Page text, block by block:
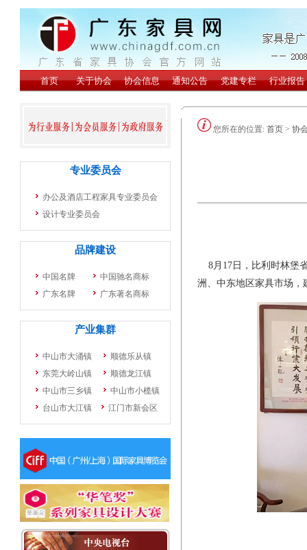
您所在的位置: 首页> 协
8月17日，比利时林堡
洲、中东地区家具市场，